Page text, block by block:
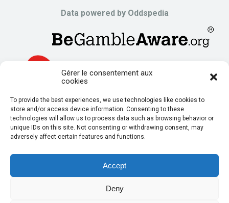
Gérer le consentement aux
cookies
To provide the best experiences, we use technologies like cookies to
store and/or access device information. Consenting to these
technologies will allow us to process data such as browsing behavior or
unique IDs on this site. Not consenting or withdrawing consent, may
adversely affect certain features and functions.
Accept
Deny
Data powered by Oddspedia